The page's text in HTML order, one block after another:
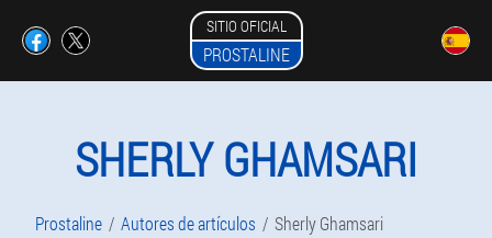
SITIO OFICIAL
PROSTALINE
SHERLY GHAMSARI
Prostaline Autores de artículos Sherly Ghamsari